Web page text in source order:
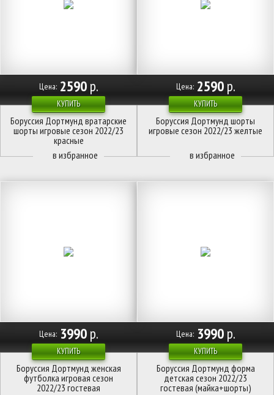
КУПИТЬ
Цена: 2590р.
Боруссия Дортмунд вратарские
шорты игровые сезон 2022/23
красные
КУПИТЬ
Цена: 2590р.
Боруссия Дортмунд шорты
игровые сезон 2022/23 желтые
КУПИТЬ
Цена: 3990р.
Боруссия Дортмунд женская
футболка игровая сезон
2022/23 гостевая
КУПИТЬ
Цена: 3990р.
Боруссия Дортмунд форма
детская сезон 2022/23
гостевая (майка+шорты)